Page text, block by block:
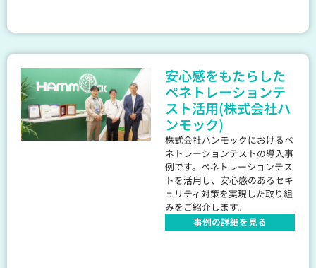
安心感をもたらした
ペネトレーションテ
スト活用(株式会社ハ
ンモック)
株式会社ハンモックにおけるペ
ネトレーションテストの導入事
例です。ペネトレーションテス
トを活用し、安心感のあるセキ
ュリティ対策を実現した取り組
みをご紹介します。
事例の詳細を見る